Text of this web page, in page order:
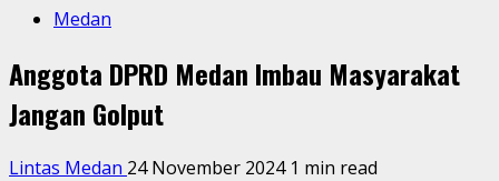
Medan
Anggota DPRD Medan Imbau Masyarakat
Jangan Golput
Lintas Medan 24 November 2024 1 min read